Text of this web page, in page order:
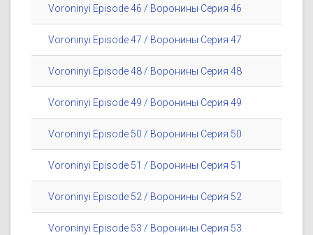
Voroninyi Episode 46 / Воронины Серия 46
Voroninyi Episode 47 / Воронины Серия 47
Voroninyi Episode 48 / Воронины Серия 48
Voroninyi Episode 49 / Воронины Серия 49
Voroninyi Episode 50 / Воронины Серия 50
Voroninyi Episode 51 / Воронины Серия 51
Voroninyi Episode 52 / Воронины Серия 52
Voroninyi Episode 53 / Воронины Серия 53